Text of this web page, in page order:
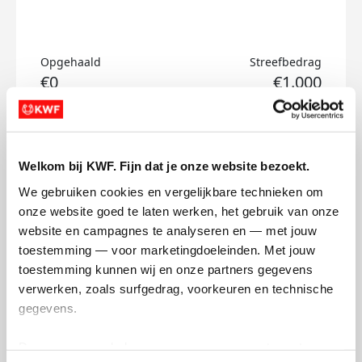
Welkom bij KWF. Fijn dat je onze website bezoekt.
We gebruiken cookies en vergelijkbare technieken om
onze website goed te laten werken, het gebruik van onze
website en campagnes te analyseren en — met jouw
toestemming — voor marketingdoeleinden. Met jouw
toestemming kunnen wij en onze partners gegevens
verwerken, zoals surfgedrag, voorkeuren en technische
gegevens.
Opgehaald
€0
Streefbedrag
€1.000
Doneer
Mark's badges